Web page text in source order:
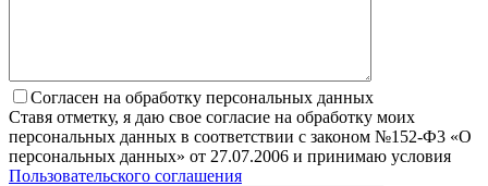
Согласен на обработку персональных данных
Ставя отметку, я даю свое согласие на обработку моих
персональных данных в соответствии с законом №152-Ф3 «О
персональных данных» от 27.07.2006 и принимаю условия
Пользовательского соглашения